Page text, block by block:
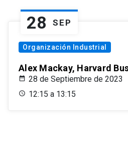
28 SEP
Organización Industrial
Alex Mackay, Harvard
28 de Septiembre de 2023
12:15 a 13:15